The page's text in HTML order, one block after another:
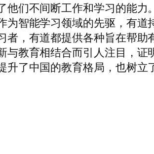
们不间断工作和学习的能力
智能学习领域的先驱，有道
，有道都提供各种旨在帮助
教育相结合而引人注目，证
了中国的教育格局，也树立